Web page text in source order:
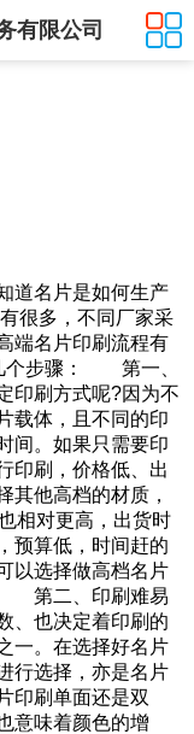
有限公司
知道名片是如何生产
多，不同厂家采
高端名片印刷流程有
： 第一、
刷方式呢?因为不
，且不同的印
。如果只需要印
刷，价格低、出
他高档的材质，
相对更高，出货时
预算低，时间赶的
可以选择做高档名片
第二、印刷难易
、也决定着印刷的
。在选择好名片
行选择，亦是名片
片印刷单面还是双
也意味着颜色的增